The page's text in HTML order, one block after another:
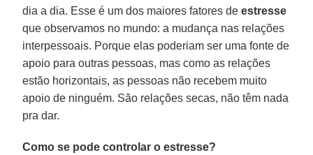
dia a dia. Esse é um dos maiores fatores deestresse
que observamos no mundo: a mudança nas relações
interpessoais. Porque elas poderiam ser uma fonte de
apoio para outras pessoas, mas como as relações
estão horizontais, as pessoas não recebem muito
apoio de ninguém. São relações secas, não têm nada
pra dar.
Como se pode controlar o estresse?